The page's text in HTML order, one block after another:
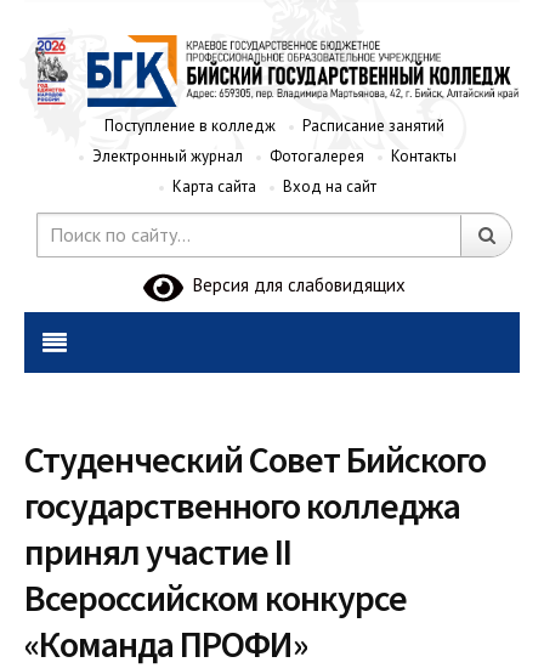
Поступление в колледж
Расписание занятий
Электронный журнал
Фотогалерея
Контакты
Карта сайта
Вход на сайт
Версия для слабовидящих
Студенческий Совет Бийского
государственного колледжа
принял участие II
Всероссийском конкурсе
«Команда ПРОФИ»